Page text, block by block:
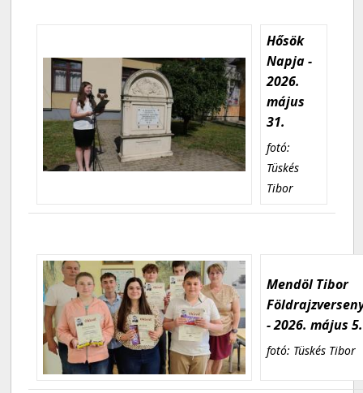
Hősök
Napja -
2026.
május
31.
fotó:
Tüskés
Tibor
Mendöl Tibor
- 2026. május 5.
fotó: Tüskés Tibor